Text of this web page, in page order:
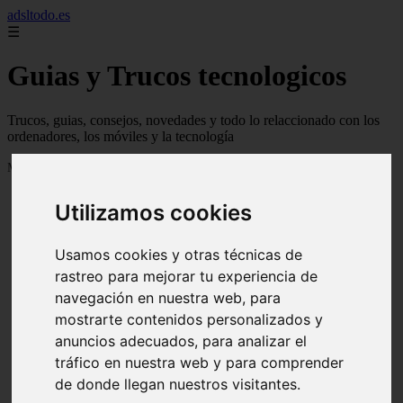
Utilizamos cookies
Usamos cookies y otras técnicas de
rastreo para mejorar tu experiencia de
navegación en nuestra web, para
mostrarte contenidos personalizados y
anuncios adecuados, para analizar el
tráfico en nuestra web y para comprender
de donde llegan nuestros visitantes.
adsltodo.es
☰
Guias y Trucos tecnologicos
Trucos, guias, consejos, novedades y todo lo relaccionado con los
ordenadores, los móviles y la tecnología
Mostrando 1 - 24 de 148 artículos
Newskill Kitsune Review 【Análisis en Español】